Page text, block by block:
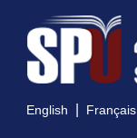
English | Français